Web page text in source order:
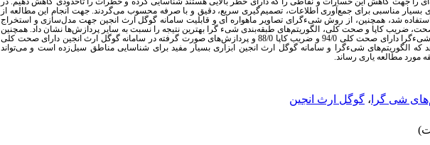
بسیار مناسبی برای جمعآوری اطلاعات، تصمیمگیری سریع، دقیق و با صرفه محسوب میگردند. جهت انجام این مطالعه از
ماهواره‌های سنتینل 1 و 2 برای ژانویه 2020 استفاده شد، همچنین، از روش شیءگرای تصاویر ماهواره ای و قابلیت سامانه گوگل ارث انجین جهت مدل‌سازی و استخراج
ضریب کاپا و صحت کلی، الگوریتم‌های طبقه‌بندی شیء گرا بهترین نتیجه را نسبت به سایر پردازش‌ها نشان داد. همچنین
نتایج صحت‌سنجی نشان داد که الگوریتم طبقه‌بندی شیءگرا دارای صحت کلی 94/0 و ضریب کاپا 88/0 و پردازش‌های صورت گرفته در سامانه گوگل ارث انجین دارای صحت کلی
نشان می‌دهد که الگوریتم‌های شیءگرا و سامانه گوگل ارث انجین ابزاری بسیار مفید برای شناسایی مناطق سیل‌زده است و می‌تواند
مورد مطالعه یاری رساند.
شی گرا ، گوگل ارث انجین